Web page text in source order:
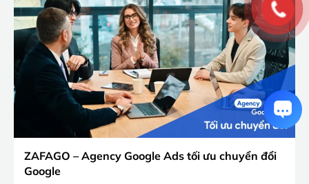
ZAFAGO – Agency Google Ads tối ưu chuyển đổi
Google